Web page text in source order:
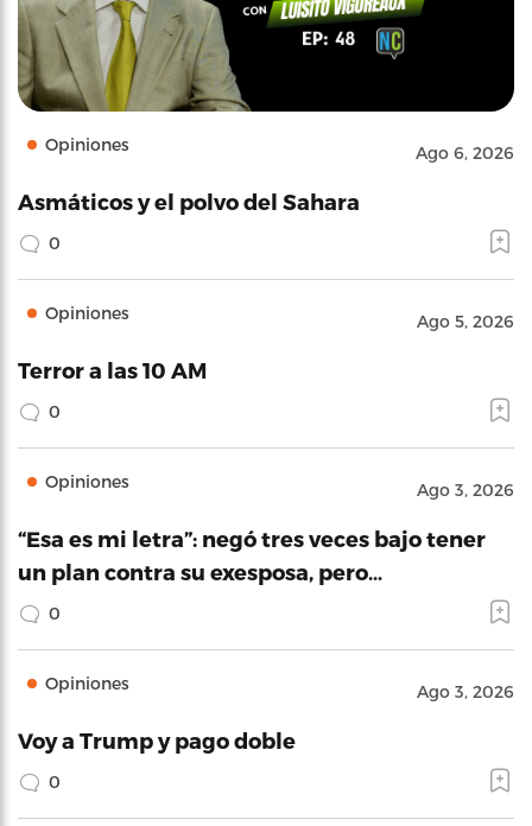
Opiniones Ago 6, 2026
Asmáticos y el polvo del Sahara
0
Opiniones Ago 5, 2026
Terror a las 10 AM
0
Opiniones Ago 3, 2026
“Esa es mi letra”: negó tres veces bajo tener
un plan contra su exesposa, pero…
0
Opiniones Ago 3, 2026
Voy a Trump y pago doble
0